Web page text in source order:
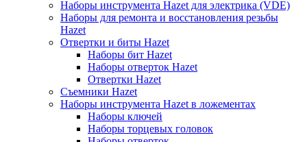
Наборы инструмента Hazet для электрика (VDE)
Наборы для ремонта и восстановления резьбы
Hazet
Отвертки и биты Hazet
Наборы бит Hazet
Наборы отверток Hazet
Отвертки Hazet
Съемники Hazet
Наборы инструмента Hazet в ложементах
Наборы ключей
Наборы торцевых головок